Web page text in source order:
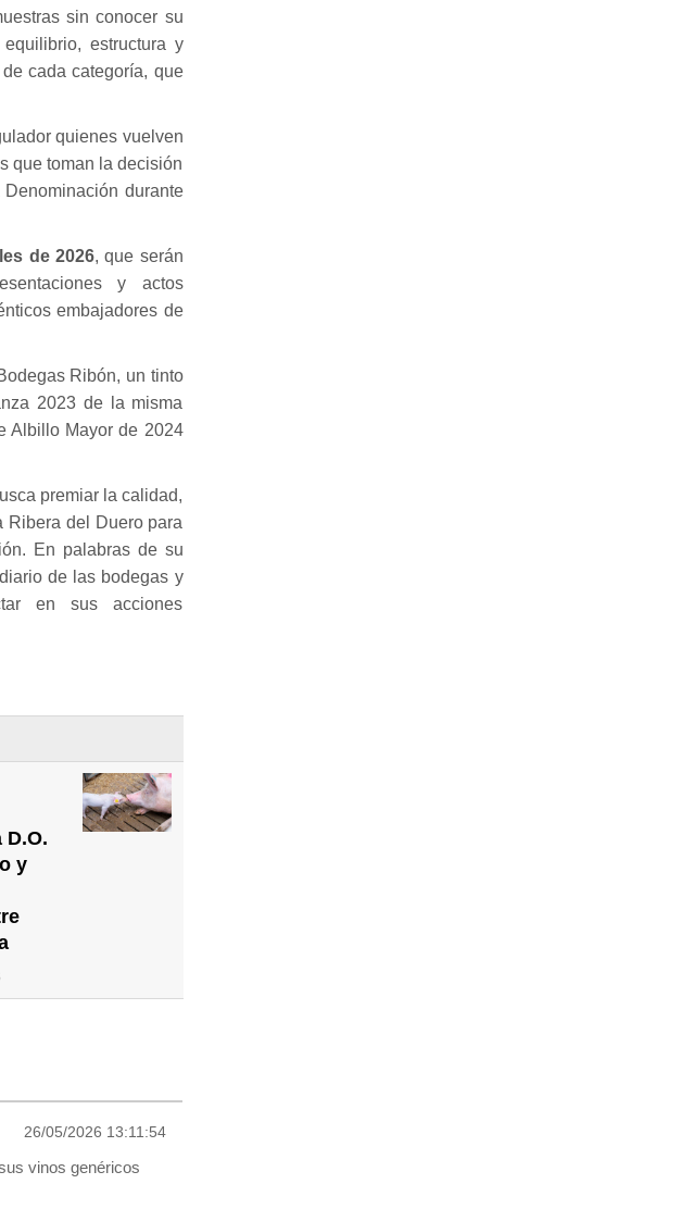
sin conocer su
estructura y
cada categoría, que
quienes vuelven
que toman la decisión
durante
de 2026, que serán
y actos
embajadores de
Ribón, un tinto
2023 de la misma
Albillo Mayor de 2024
premiar la calidad,
Ribera del Duero para
En palabras de su
de las bodegas y
en sus acciones
D.O.
y
26/05/2026 13:11:54
vinos genéricos